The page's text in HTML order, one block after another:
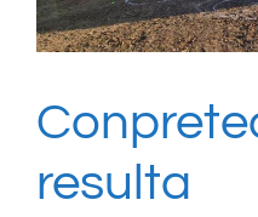
resulta